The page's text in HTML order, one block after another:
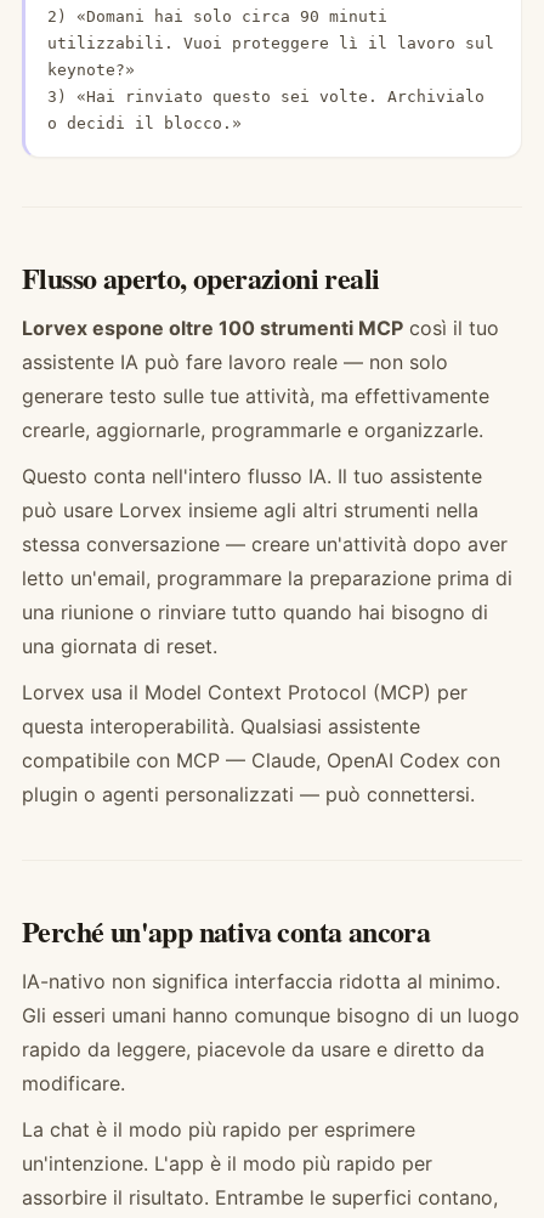
2) «Domani hai solo circa 90 minuti
utilizzabili. Vuoi proteggere lì il lavoro sul
keynote?»
3) «Hai rinviato questo sei volte. Archivialo
o decidi il blocco.»
Flusso aperto, operazioni reali
Lorvex espone oltre 100 strumenti MCPcosì il tuo
assistente IA può fare lavoro reale — non solo
generare testo sulle tue attività, ma effettivamente
crearle, aggiornarle, programmarle e organizzarle.
Questo conta nell'intero flusso IA. Il tuo assistente
può usare Lorvex insieme agli altri strumenti nella
stessa conversazione — creare un'attività dopo aver
letto un'email, programmare la preparazione prima di
una riunione o rinviare tutto quando hai bisogno di
una giornata di reset.
Lorvex usa il Model Context Protocol (MCP) per
questa interoperabilità. Qualsiasi assistente
compatibile con MCP — Claude, OpenAI Codex con
plugin o agenti personalizzati — può connettersi.
Perché un'app nativa conta ancora
IA-nativo non significa interfaccia ridotta al minimo.
Gli esseri umani hanno comunque bisogno di un luogo
rapido da leggere, piacevole da usare e diretto da
modificare.
La chat è il modo più rapido per esprimere
un'intenzione. L'app è il modo più rapido per
assorbire il risultato. Entrambe le superfici contano,